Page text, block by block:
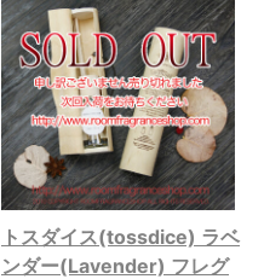
トスダイス(tossdice) ラベ
ンダー(Lavender) フレグ